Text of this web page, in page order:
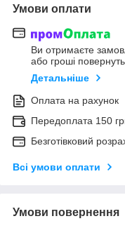
Умови оплати
Ви отримаєте
або гроші
Детальніше
Оплата на рахунок
Передоплата 150
Безготівковий
Всі умови оплати
Умови повернення